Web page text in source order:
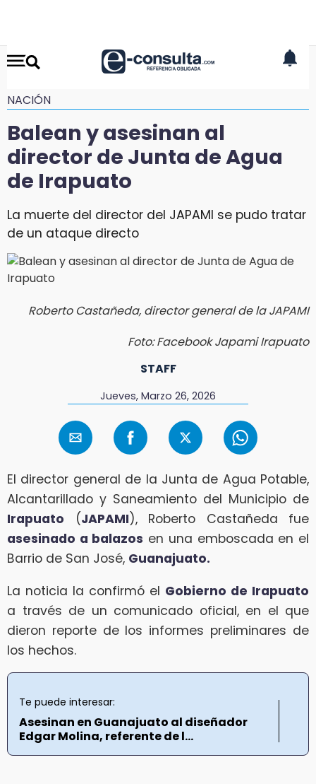
NACIÓN
Balean y asesinan al
director de Junta de Agua
de Irapuato
La muerte del director del JAPAMI se pudo tratar
de un ataque directo
Roberto Castañeda, director general de la JAPAMI
Foto: Facebook Japami Irapuato
STAFF
Jueves, Marzo 26, 2026
El director general de la Junta de Agua Potable,
Alcantarillado y Saneamiento del Municipio de
Irapuato (JAPAMI), Roberto Castañeda fue
asesinado a balazos en una emboscada en el
Barrio de San José, Guanajuato.
La noticia la confirmó el Gobierno de Irapuato
a través de un comunicado oficial, en el que
dieron reporte de los informes preliminares de
los hechos.
Te puede interesar:
Asesinan en Guanajuato al diseñador
Edgar Molina, referente de l...